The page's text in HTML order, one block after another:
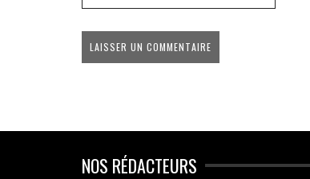
NOS RÉDACTEURS